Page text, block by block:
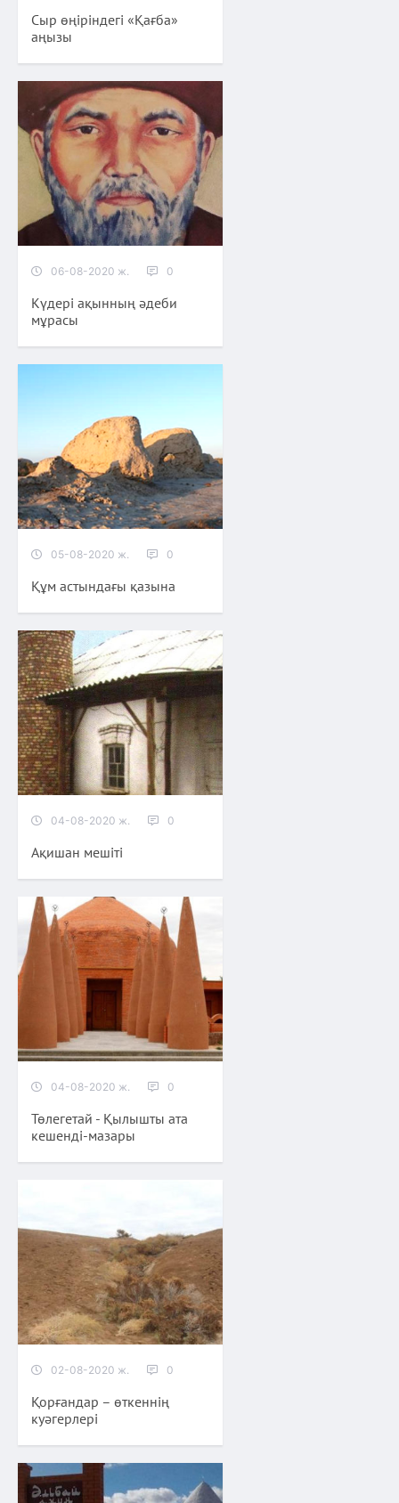
Сыр өңіріндегі «Қағба»
аңызы
06-08-2020 ж. 0
Күдері ақынның әдеби
мұрасы
05-08-2020 ж. 0
Құм астындағы қазына
04-08-2020 ж. 0
Ақишан мешіті
04-08-2020 ж. 0
Төлегетай - Қылышты ата
кешенді-мазары
02-08-2020 ж. 0
Қорғандар – өткеннің
куәгерлері